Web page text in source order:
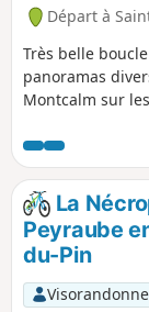
Départ à
Très belle
panoramas
Montcalm sur
goudron
très variés
l'étroit raide
passages à gué,
panorama du
La
Peyraube
du-Pin